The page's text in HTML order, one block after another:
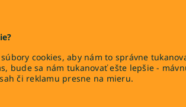
cookies, aby nám to správne
bude sa nám tukanovať ešte lepšie -
či reklamu presne na mieru.